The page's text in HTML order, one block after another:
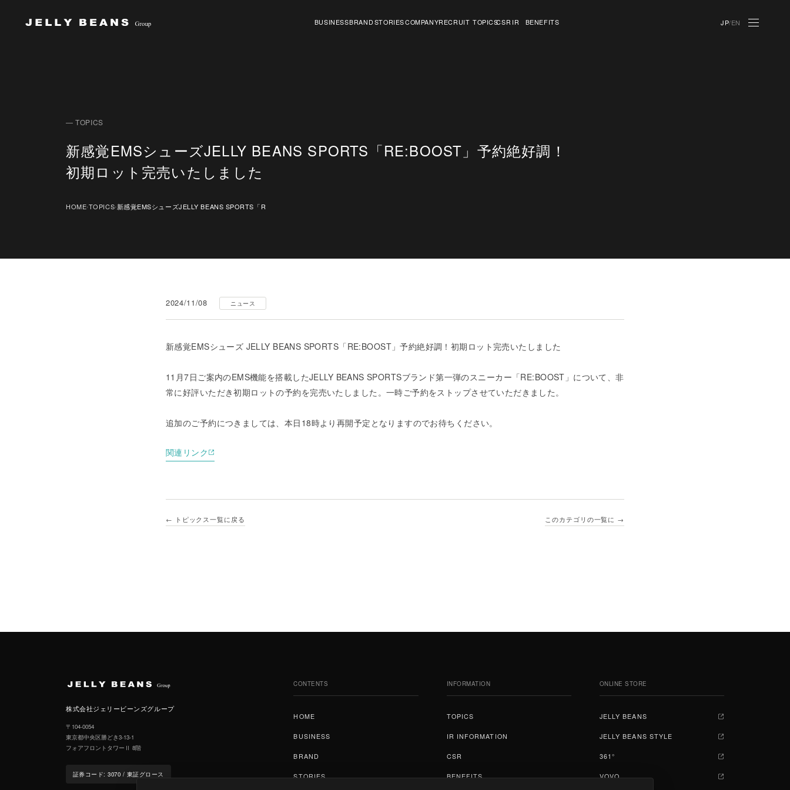
Jelly Beans Group
BUSINESSBRANDSTORIESCOMPANYRECRUIT TOPICSCSR IR BENEFITS JP/EN
— TOPICS
新感覚EMSシューズJELLY BEANS SPORTS「RE:BOOST」予約絶好調！
初期ロット完売いたしました
HOME›TOPICS›新感覚EMSシューズJELLY BEANS SPORTS「R
2024/11/08 ニュース
新感覚EMSシューズ JELLY BEANS SPORTS「RE:BOOST」予約絶好調！初期ロット完売いたしました
11月7日ご案内のEMS機能を搭載したJELLY BEANS SPORTSブランド第一弾のスニーカー「RE:BOOST」について、非
常に好評いただき初期ロットの予約を完売いたしました。一時ご予約をストップさせていただきました。
追加のご予約につきましては、本日18時より再開予定となりますのでお待ちください。
関連リンク
← トピックス一覧に戻る このカテゴリの一覧に →
株式会社ジェリービーンズグループ
〒104-0054
東京都中央区勝どき3-13-1
フォアフロントタワーⅡ 8階
証券コード: 3070 / 東証グロース
CONTENTS
HOME
ホーム
BUSINESS
事業紹介
BRAND
ブランド
STORIES
INFORMATION
TOPICS
トピックス
IR INFORMATION
IR情報
CSR
CSR
BENEFITS
ONLINE STORE
JELLY BEANS
ジェリービーンズ
JELLY BEANS STYLE
ジェリービーンズスタイル
361°
361°
VOVO